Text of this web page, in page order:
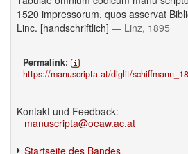
1520 impressorum, quos asservat
Linc. [handschriftlich] — Linz, 1895
Permalink:
https://manuscripta.at/diglit/
Kontakt und Feedback:
manuscripta@oeaw.ac.at
Startseite des Bandes